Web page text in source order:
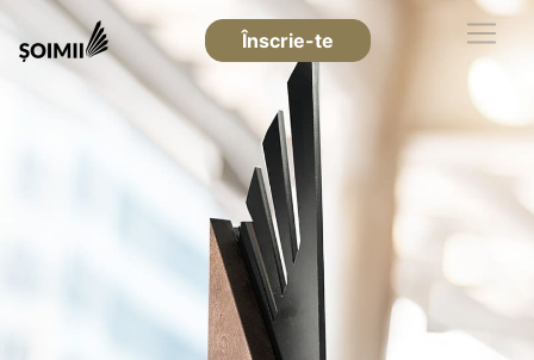
Înscrie-te